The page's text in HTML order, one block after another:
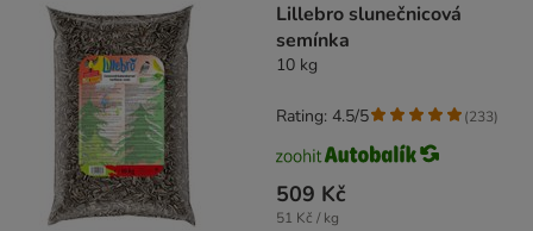
Lillebro slunečnicová
semínka
10 kg
509 Kč
51 Kč / kg
Rating: 4.5/5 (233)